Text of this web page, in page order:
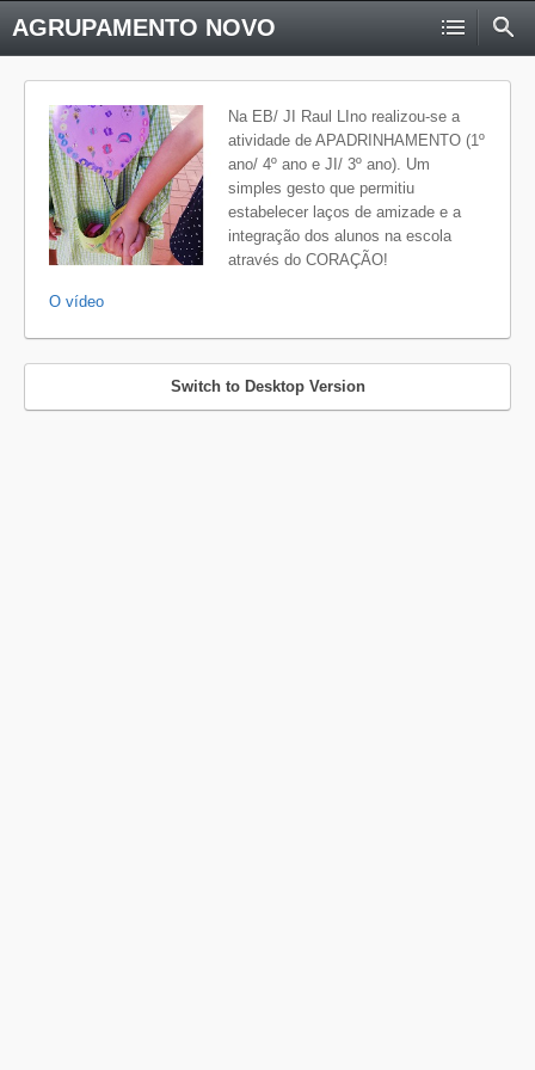
AGRUPAMENTO NOVO
Na EB/ JI Raul LIno realizou-se a
atividade de APADRINHAMENTO (1º
ano/ 4º ano e JI/ 3º ano). Um
simples gesto que permitiu
estabelecer laços de amizade e a
integração dos alunos na escola
através do CORAÇÃO!
O vídeo
Switch to Desktop Version